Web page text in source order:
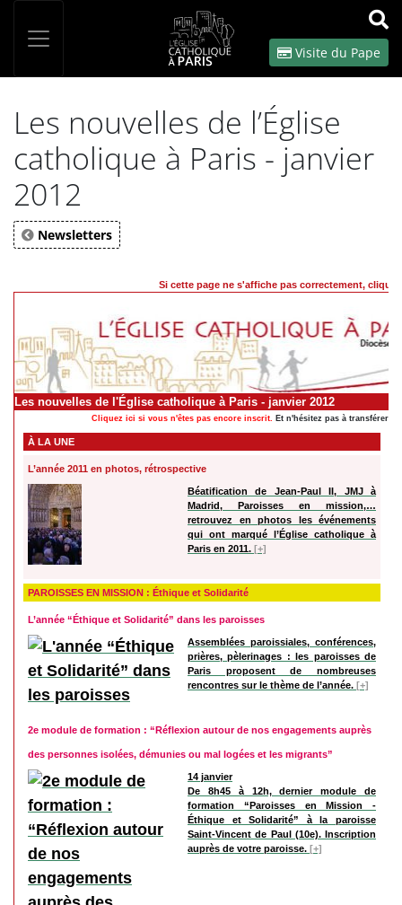
OK
Visite du Pape
Les nouvelles de l’Église
catholique à Paris - janvier
2012
Newsletters
Si cette page ne s'affiche pas correctement,
Les nouvelles de l'Église catholique à Paris - janvier 2012
Cliquez ici si vous n'êtes pas encore inscrit. Et n'hésitez pas à transférer
À LA UNE
L’année 2011 en photos, rétrospective
Béatification de Jean-Paul II, JMJ à
Madrid, Paroisses en mission,…
retrouvez en photos les événements
qui ont marqué l’Église catholique à
Paris en 2011. [+]
PAROISSES EN MISSION : Éthique et Solidarité
L’année “Éthique et Solidarité” dans les paroisses
Assemblées paroissiales, conférences,
prières, pèlerinages : les paroisses de
Paris proposent de nombreuses
rencontres sur le thème de l’année. [+]
2e module de formation : “Réflexion autour de nos engagements auprès
des personnes isolées, démunies ou mal logées et les migrants”
14 janvier
De 8h45 à 12h, dernier module de
formation “Paroisses en Mission -
Éthique et Solidarité” à la paroisse
Saint-Vincent de Paul (10e). Inscription
auprès de votre paroisse. [+]
Panneau de gestion des cookies